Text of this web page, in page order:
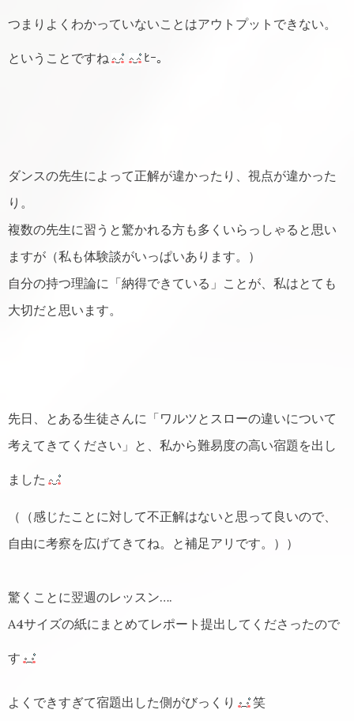
つまりよくわかっていないことはアウトプットできない。
ということですね ﾋｰ。
ダンスの先生によって正解が違かったり、視点が違かった
り。
複数の先生に習うと驚かれる方も多くいらっしゃると思い
ますが（私も体験談がいっぱいあります。）
自分の持つ理論に「納得できている」ことが、私はとても
大切だと思います。
先日、とある生徒さんに「ワルツとスローの違いについて
考えてきてください」と、私から難易度の高い宿題を出し
ました
（（感じたことに対して不正解はないと思って良いので、
自由に考察を広げてきてね。と補足アリです。））
驚くことに翌週のレッスン….
A4サイズの紙にまとめてレポート提出してくださったので
す
よくできすぎて宿題出した側がびっくり 笑